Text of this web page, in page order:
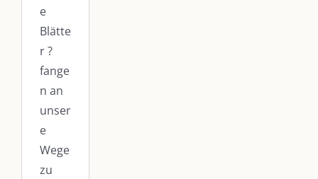
e
Blätte
r ?
fange
n an
unser
e
Wege
zu